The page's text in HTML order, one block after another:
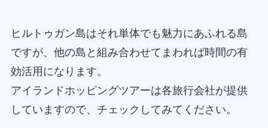
ヒルトゥガン島はそれ単体でも魅力にあふれる島
ですが、他の島と組み合わせてまわれば時間の有
効活用になります。
アイランドホッピングツアーは各旅行会社が提供
していますので、チェックしてみてください。